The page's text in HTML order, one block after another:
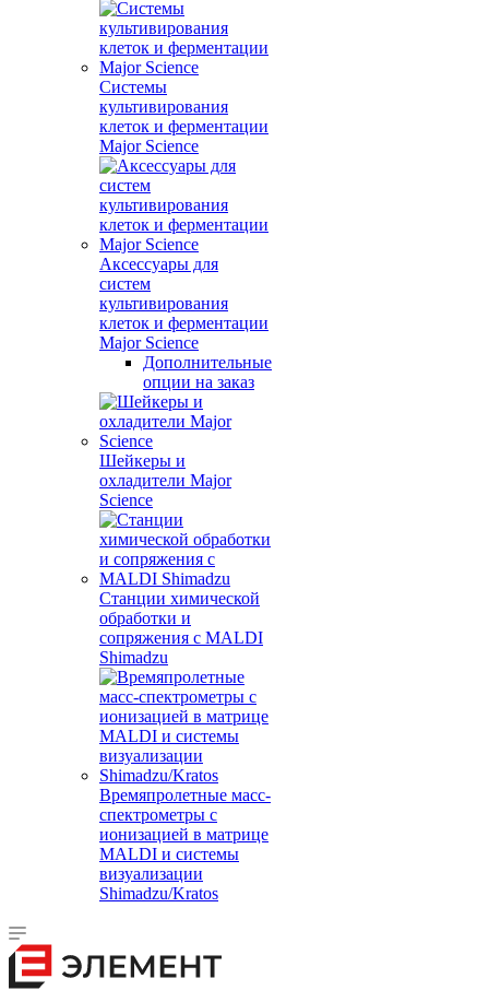
Системы
культивирования
клеток и ферментации
Major Science
Аксессуары для
систем
культивирования
клеток и ферментации
Major Science
Дополнительные
опции на заказ
Шейкеры и
охладители Major
Science
Станции химической
обработки и
сопряжения с MALDI
Shimadzu
Времяпролетные масс-
спектрометры с
ионизацией в матрице
MALDI и системы
визуализации
Shimadzu/Kratos